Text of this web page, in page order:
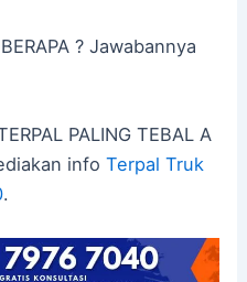
? Jawabannya
PALING TEBAL A
infoTerpal Truk
.